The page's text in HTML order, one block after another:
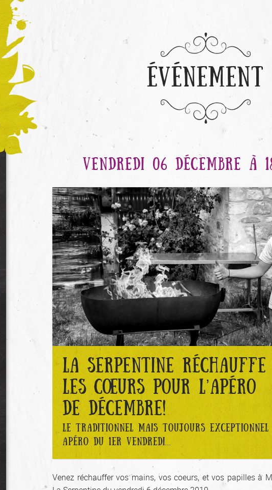
ÉVÉNEMENT
VENDREDI 06 DÉCEMBRE À
LA SERPENTINE RÉCHAUFFE
LES CŒURS POUR L’APÉRO
DE DÉCEMBRE!
LE TRADITIONNEL MAIS TOUJOURS EXCEPTIONNEL
APÉRO DU 1ER VENDREDI...
Venez réchauffer vos mains, vos coeurs, et vos papilles à